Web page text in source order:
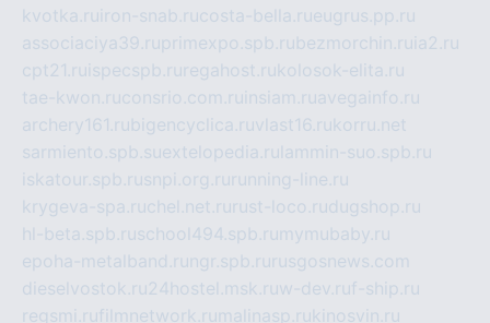
kvotka.ru iron-snab.rucosta-bella.rueugrus.pp.ru
associaciya39.ruprimexpo.spb.rubezmorchin.ru ia2.ru
cpt21.ru ispecspb.ru regahost.rukolosok-elita.ru
tae-kwon.ruconsrio.com.ru insiam.ruavegainfo.ru
archery161.rubigencyclica.ruvlast16.rukorru.net
sarmiento.spb.suextelopedia.ru lammin-suo.spb.ru
iskatour.spb.rusnpi.org.ru running-line.ru
krygeva-spa.ruchel.net.ru rust-loco.rudugshop.ru
hl-beta.spb.ruschool494.spb.ru mymubaby.ru
epoha-metalband.ru ngr.spb.ru rusgosnews.com
dieselvostok.ru24hostel.msk.ruw-dev.ruf-ship.ru
regsmi.rufilmnetwork.ru malinasp.rukinosvin.ru